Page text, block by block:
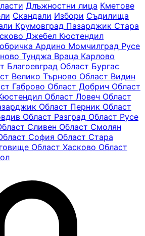
Длъжностни лица Кметове
Скандали Избори Съдилища
Крумовград Пазарджик Стара
Джебел Кюстендил
Ардино Момчилград Русе
Тунджа Враца Карлово
Благоевград Област Бургас
Велико Търново Област Видин
Габрово Област Добрич Област
Област Ловеч Област
Област Перник Област
Област Разград Област Русе
Сливен Област Смолян
София Област Стара
Област Хасково Област